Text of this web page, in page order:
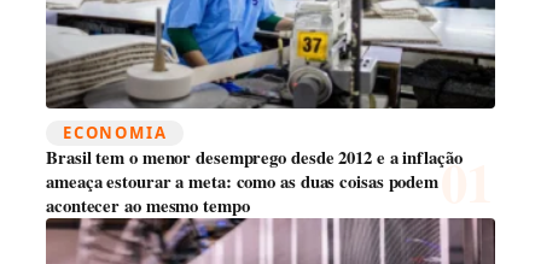
ECONOMIA
Brasil tem o menor desemprego desde 2012 e a inflação
ameaça estourar a meta: como as duas coisas podem
acontecer ao mesmo tempo